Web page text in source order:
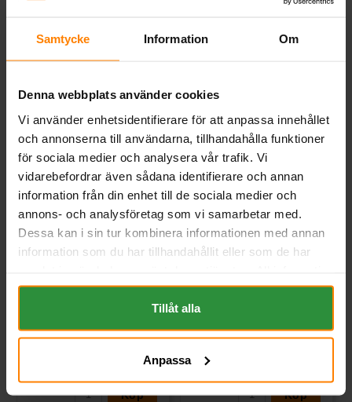
Samtycke Information Om
Denna webbplats använder cookies
Vi använder enhetsidentifierare för att anpassa innehållet
och annonserna till användarna, tillhandahålla funktioner
för sociala medier och analysera vår trafik. Vi
vidarebefordrar även sådana identifierare och annan
information från din enhet till de sociala medier och
annons- och analysföretag som vi samarbetar med.
Dessa kan i sin tur kombinera informationen med annan
information som du har tillhandahållit eller som de har
om "Cookies" och ditt val finner du på vår Cookie sida
längst ner i "footern" på sidan.
Tillåt alla
Anpassa
Liknande produkter och/eller tillbehör:
Banner Buffalo Bull 12v
180Ah 68089
EN:950 | PS:4 | Kg:45,9
Köp
Tudor STARTPRO 12V 180Ah
TG1806
223
Art nr. TG1806
5 014 kr
Köp